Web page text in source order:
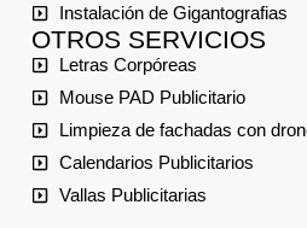
Instalación de Gigantografias
OTROS SERVICIOS
Letras Corpóreas
Mouse PAD Publicitario
Limpieza de fachadas con
Calendarios Publicitarios
Vallas Publicitarias